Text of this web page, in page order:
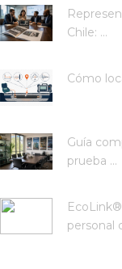
Chile: ...
Cómo
Guía
prueba ...
personal